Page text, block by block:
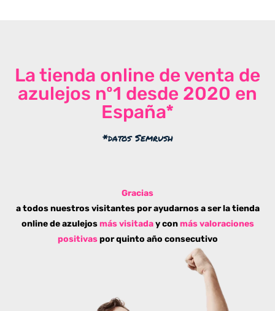
La tienda online de venta de
azulejos nº1 desde 2020 en
España*
*datos Semrush
Gracias
a todos nuestros visitantes por ayudarnos a ser la tienda
online de azulejos más visitaday conmás valoraciones
positivaspor quinto año consecutivo